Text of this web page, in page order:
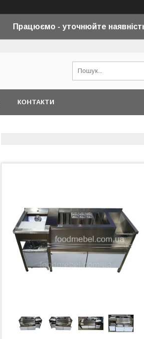
Працюємо - уточнюйте
КОНТАКТИ